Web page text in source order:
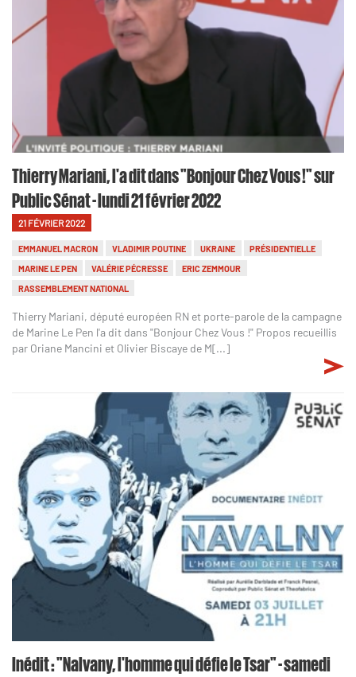
Thierry Mariani, l'a dit dans "Bonjour Chez Vous !" sur
Public Sénat - lundi 21 février 2022
21 FÉVRIER 2022
EMMANUEL MACRON VLADIMIR POUTINE UKRAINE
PRÉSIDENTIELLE
MARINE LE PEN
VALÉRIE PÉCRESSE
ERIC ZEMMOUR
RASSEMBLEMENT NATIONAL
Thierry Mariani, député européen RN et porte-parole de la campagne
de Marine Le Pen l'a dit dans "Bonjour Chez Vous !" Propos recueillis
par Oriane Mancini et Olivier Biscaye de M[...]
Inédit : "Nalvany, l'homme qui défie le Tsar" - samedi